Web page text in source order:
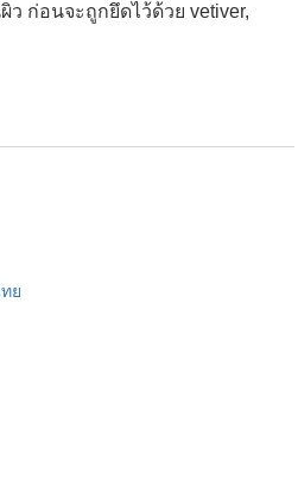
ก่อนจะถูกยึดไว้ด้วย vetiver,
ย